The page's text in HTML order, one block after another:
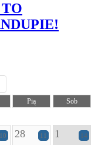
Pią
Sob
10 28 11 1 14